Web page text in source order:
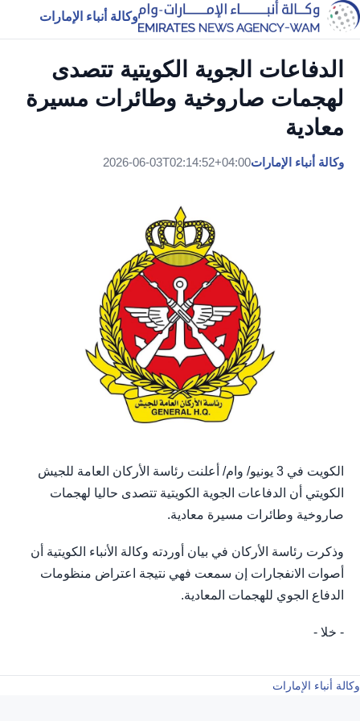
وكالة أنباء الإمارات
الدفاعات الجوية الكويتية تتصدى
لهجمات صاروخية وطائرات مسيرة
معادية
وكالة أنباء الإمارات2026-06-03T02:14:52+04:00
الكويت في 3 يونيو/ وام/ أعلنت رئاسة الأركان العامة للجيش
الكويتي أن الدفاعات الجوية الكويتية تتصدى حاليا لهجمات
صاروخية وطائرات مسيرة معادية.
وذكرت رئاسة الأركان في بيان أوردته وكالة الأنباء الكويتية أن
أصوات الانفجارات إن سمعت فهي نتيجة اعتراض منظومات
الدفاع الجوي للهجمات المعادية.
- خلا -
وكالة أنباء الإمارات